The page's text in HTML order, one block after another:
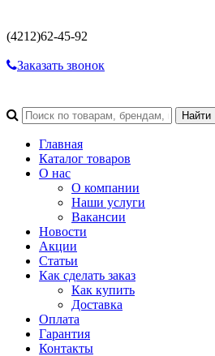
(4212)62-45-92
Заказать звонок
Главная
Каталог товаров
О нас
О компании
Наши услуги
Вакансии
Новости
Акции
Статьи
Как сделать заказ
Как купить
Доставка
Оплата
Гарантия
Контакты